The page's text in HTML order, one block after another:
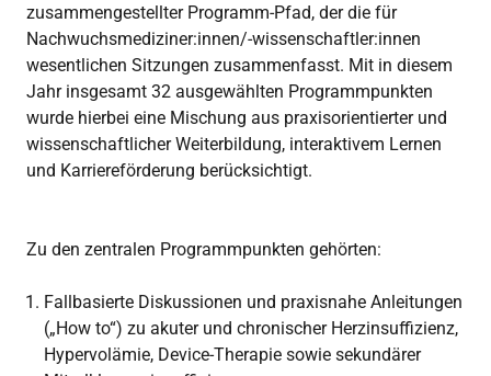
zusammengestellter Programm-Pfad, der die für
Nachwuchsmediziner:innen/-wissenschaftler:innen
wesentlichen Sitzungen zusammenfasst. Mit in diesem
Jahr insgesamt 32 ausgewählten Programmpunkten
wurde hierbei eine Mischung aus praxisorientierter und
wissenschaftlicher Weiterbildung, interaktivem Lernen
und Karriereförderung berücksichtigt.
Zu den zentralen Programmpunkten gehörten:
Fallbasierte Diskussionen und praxisnahe Anleitungen
(„How to“) zu akuter und chronischer Herzinsuffizienz,
Hypervolämie, Device-Therapie sowie sekundärer